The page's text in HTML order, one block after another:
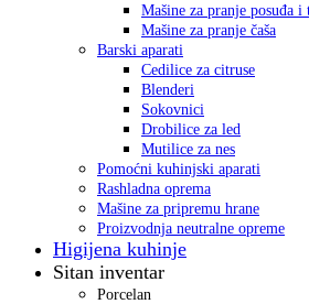
Mašine za pranje posuđa i
Mašine za pranje čaša
Barski aparati
Cedilice za citruse
Blenderi
Sokovnici
Drobilice za led
Mutilice za nes
Pomoćni kuhinjski aparati
Rashladna oprema
Mašine za pripremu hrane
Proizvodnja neutralne opreme
Higijena kuhinje
Sitan inventar
Porcelan